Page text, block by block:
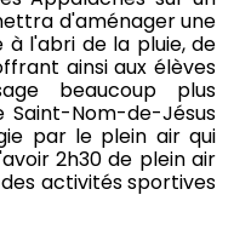
d'aménager une
l'abri de la pluie, de
ainsi aux élèves
beaucoup plus
Saint-Nom-de-Jésus
par le plein air qui
2h30 de plein air
activités sportives